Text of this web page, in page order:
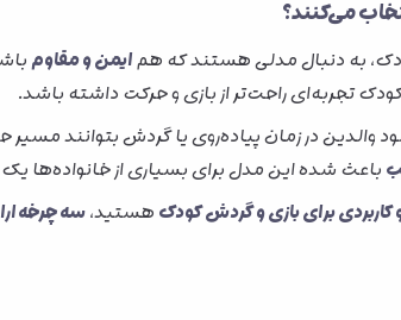
می‌کنند؟
به دنبال مدلی هستند که همایمن و مقاوم
در زمان پیاده‌روی یا گردش بتوانند مسیر
باعث شده این مدل برای بسیاری از خانواده‌ها
برای بازی و گردش کودک هستید،سه چرخه